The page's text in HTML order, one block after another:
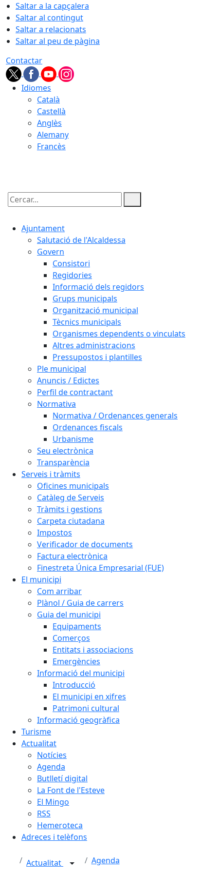
Saltar a la capçalera
Saltar al contingut
Saltar a relacionats
Saltar al peu de pàgina
Contactar
Idiomes
Català
Castellà
Anglès
Alemany
Francès
Cercar:
Ajuntament
Salutació de l'Alcaldessa
Govern
Consistori
Regidories
Informació dels regidors
Grups municipals
Organització municipal
Tècnics municipals
Organismes dependents o vinculats
Altres administracions
Pressupostos i plantilles
Ple municipal
Anuncis / Edictes
Perfil de contractant
Normativa
Normativa / Ordenances generals
Ordenances fiscals
Urbanisme
Seu electrònica
Transparència
Serveis i tràmits
Oficines municipals
Catàleg de Serveis
Tràmits i gestions
Carpeta ciutadana
Impostos
Verificador de documents
Factura electrònica
Finestreta Única Empresarial (FUE)
El municipi
Com arribar
Plànol / Guia de carrers
Guia del municipi
Equipaments
Comerços
Entitats i associacions
Emergències
Informació del municipi
Introducció
El municipi en xifres
Patrimoni cultural
Informació geogràfica
Turisme
Actualitat
Notícies
Agenda
Butlletí digital
La Font de l'Esteve
El Mingo
RSS
Hemeroteca
Adreces i telèfons
Actualitat Agenda